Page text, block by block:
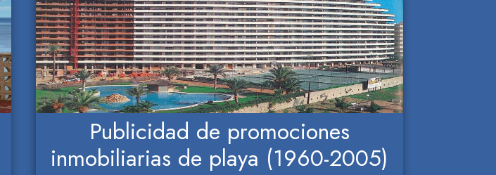
Publicidad de promociones
inmobiliarias de playa (1960-2005)